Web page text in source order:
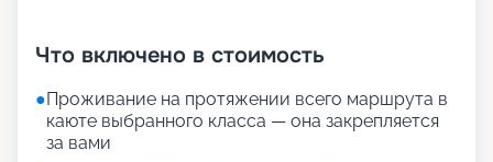
Что включено в стоимость
●Проживание на протяжении всего маршрута в
каюте выбранного класса — она закрепляется
за вами